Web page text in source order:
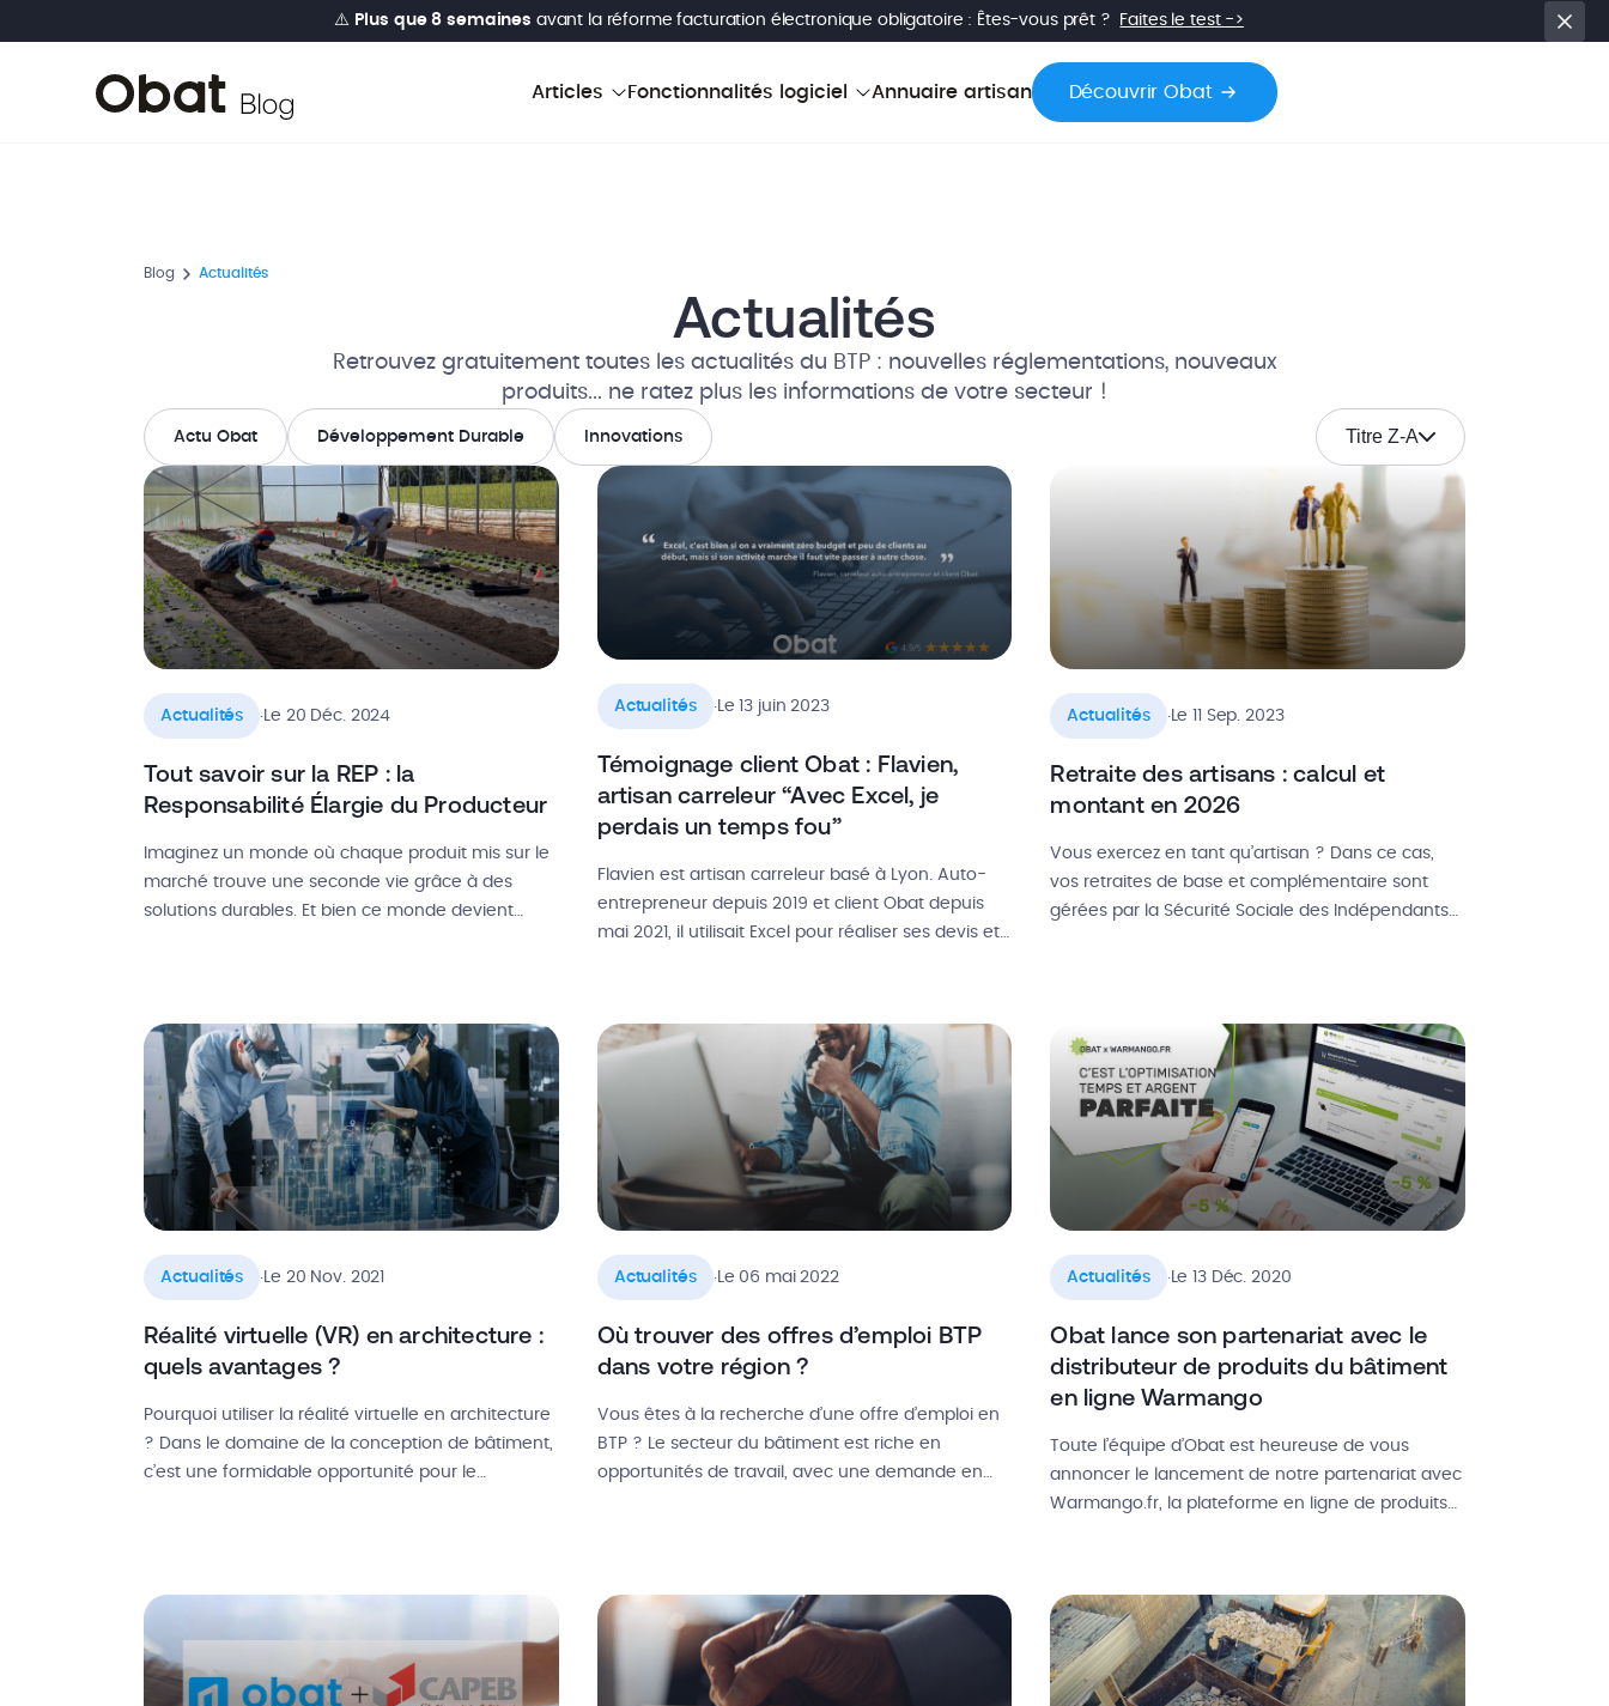
⚠️ Plus que 8 semaines avant la réforme facturation électronique obligatoire : Êtes-vous prêt ? Faites le test ->
Articles Fonctionnalités logiciel Annuaire artisan Découvrir Obat
Blog Actualités
Actualités
Retrouvez gratuitement toutes les actualités du BTP : nouvelles réglementations, nouveaux
produits... ne ratez plus les informations de votre secteur !
Actu Obat Développement Durable Innovations Titre Z-A
Actualités Le 20 Déc. 2024
Tout savoir sur la REP : la
Responsabilité Élargie du Producteur
Imaginez un monde où chaque produit mis sur le
marché trouve une seconde vie grâce à des
solutions durables. Et bien ce monde devient
réglementation oblige les producteurs à repenser
leur rôle dans la […]
Actualités . Le 13 juin 2023
Témoignage client Obat : Flavien,
artisan carreleur “Avec Excel, je
perdais un temps fou”
Flavien est artisan carreleur basé à Lyon. Auto-
entrepreneur depuis 2019 et client Obat depuis
mai 2021, il utilisait Excel pour réaliser ses devis et
choix de départ, sur les limites d’un outil […]
Actualités .Le 11 Sep. 2023
Retraite des artisans : calcul et
montant en 2026
Vous exercez en tant qu’artisan ? Dans ce cas,
vos retraites de base et complémentaire sont
gérées par la Sécurité Sociale des Indépendants
avant cette réforme demeurent intacts. Dans cet
article, découvrons […]
Actualités .Le 20 Nov. 2021
Réalité virtuelle (VR) en architecture :
quels avantages ?
Pourquoi utiliser la réalité virtuelle en architecture
? Dans le domaine de la conception de bâtiment,
c’est une formidable opportunité pour le
décoration et d’aménagement, déplacer les […]
Actualités .Le 06 mai 2022
Où trouver des offres d’emploi BTP
dans votre région ?
Vous êtes à la recherche d’une offre d’emploi en
BTP ? Le secteur du bâtiment est riche en
opportunités de travail, avec une demande en
rapidement. […]
Actualités .Le 13 Déc. 2020
Obat lance son partenariat avec le
distributeur de produits du bâtiment
en ligne Warmango
Toute l’équipe d’Obat est heureuse de vous
annoncer le lancement de notre partenariat avec
Warmango.fr, la plateforme en ligne de produits
décidé d’unir leurs forces à travers cette
collaboration. Au programme : des […]